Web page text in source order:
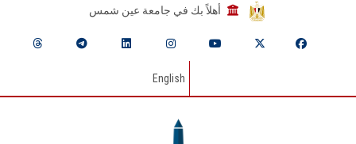
أهلاً بك في جامعة عين شمس
English